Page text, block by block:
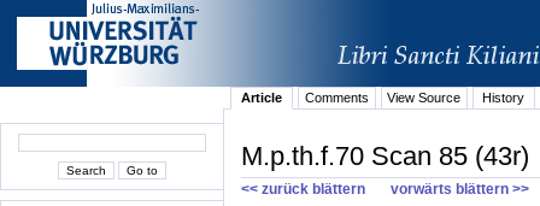
Article Comments View Source History
M.p.th.f.70 Scan 85 (43r)
<< zurück blättern vorwärts blättern >>